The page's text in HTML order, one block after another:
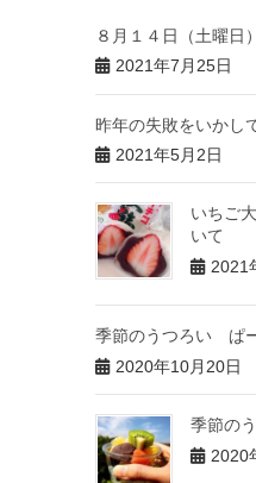
８月１４日（土曜日
2021年7月25日
昨年の失敗をいかし
2021年5月2日
いちご
いて
2021
季節のうつろい ぱ
2020年10月20日
季節の
2020